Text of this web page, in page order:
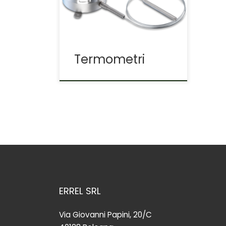
quadrante per
visualizzazione in loco o
remota, termometri
espansione. Termostati
Termometri
ERREL SRL
Via Giovanni Papini, 20/C